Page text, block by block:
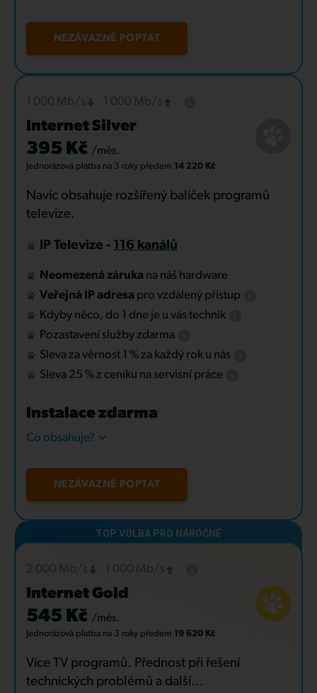
NEZÁVAZNĚ POPTAT
Internet Silver
395 Kč /měs.
Jednorázová platba na 3 roky předem 14 220 Kč
Navíc obsahuje rozšířený balíček programů
televize.
IP Televize - 116 kanálů
Neomezená záruka na náš hardware
Veřejná IP adresa pro vzdálený přístup
Kdyby něco, do 1 dne je u vás technik
Pozastavení služby zdarma
Sleva za věrnost 1 % za každý rok u nás
Sleva 25 % z ceníku na servisní práce
Instalace zdarma
Co obsahuje?
NEZÁVAZNĚ POPTAT
Internet Gold
545 Kč /měs.
Jednorázová platba na 3 roky předem 19 620 Kč
Více TV programů. Přednost při řešení
technických problémů a další...